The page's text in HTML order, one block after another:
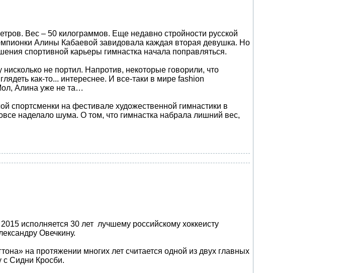
Вес – 50 килограммов. Еще недавно стройности русской
Алины Кабаевой завидовала каждая вторая девушка. Но
спортивной карьеры гимнастка начала поправляться.
не портил. Напротив, некоторые говорили, что
как-то... интереснее. И все-таки в мире fashion
Алина уже не та…
спортсменки на фестивале художественной гимнастики в
наделало шума. О том, что гимнастка набрала лишний вес,
исполняется 30 лет лучшему российскому хоккеисту
Овечкину.
на протяжении многих лет считается одной из двух главных
с Сидни Кросби.